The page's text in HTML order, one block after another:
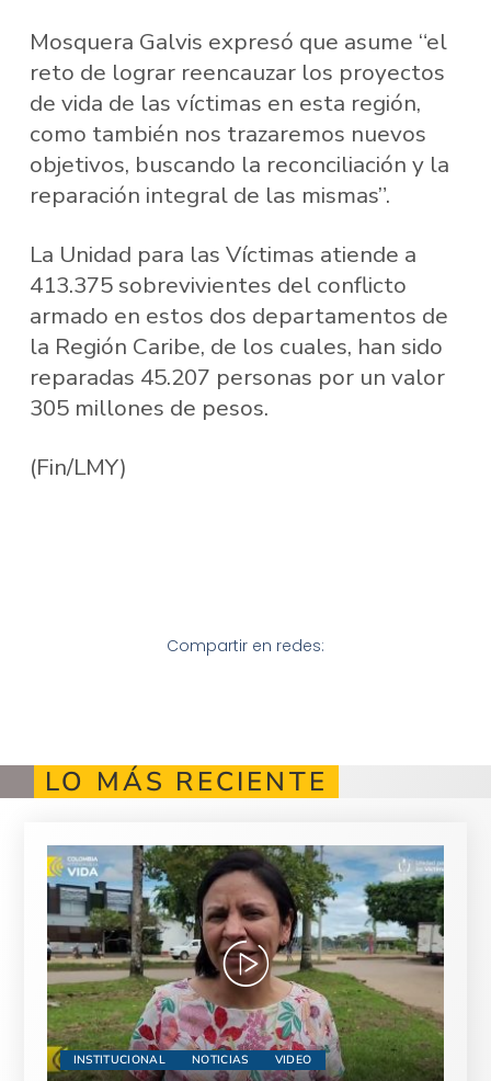
Mosquera Galvis expresó que asume “el
reto de lograr reencauzar los proyectos
de vida de las víctimas en esta región,
como también nos trazaremos nuevos
objetivos, buscando la reconciliación y la
reparación integral de las mismas”.
La Unidad para las Víctimas atiende a
413.375 sobrevivientes del conflicto
armado en estos dos departamentos de
la Región Caribe, de los cuales, han sido
reparadas 45.207 personas por un valor
305 millones de pesos.
(Fin/LMY)
Compartir en redes:
LO MÁS RECIENTE
INSTITUCIONAL NOTICIAS VIDEO